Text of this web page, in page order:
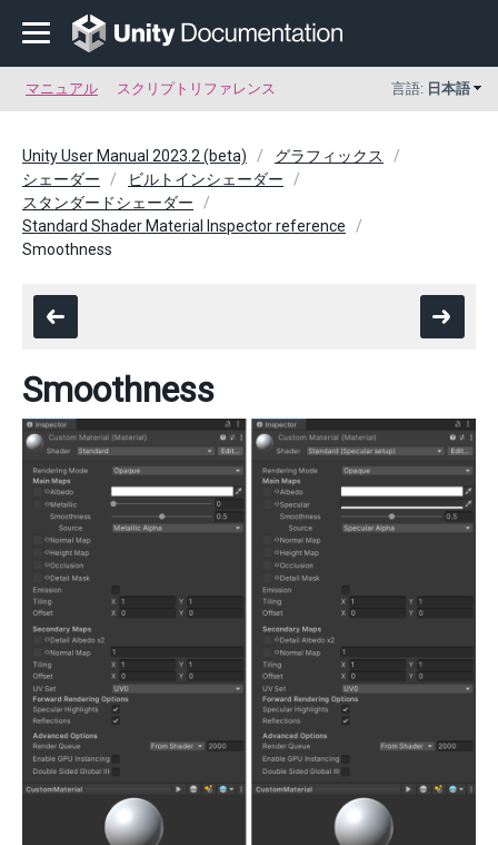
マニュアル スクリプトリファレンス 言語: 日本語
Unity User Manual 2023.2 (beta)
グラフィックス
シェーダー
ビルトインシェーダー
スタンダードシェーダー
Standard Shader Material Inspector reference
Smoothness
Smoothness